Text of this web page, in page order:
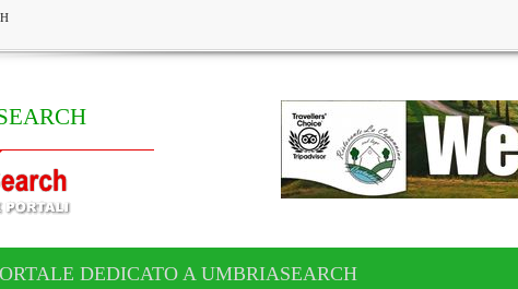
DEDICATO A UMBRIASEARCH